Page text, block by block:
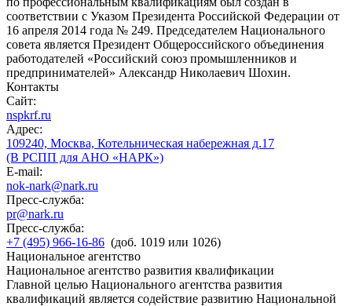
соответствии с Указом Президента Российской Федерации от
16 апреля 2014 года № 249. Председателем Национального
совета является Президент Общероссийского объединения
работодателей «Российский союз промышленников и
предпринимателей» Александр Николаевич Шохин.
Контакты
Сайт:
nspkrf.ru
Адрес:
109240, Москва, Котельническая набережная д.17
(В РСПП для АНО «НАРК»)
E-mail:
nok-nark@nark.ru
Пресс-служба:
pr@nark.ru
Пресс-служба:
+7 (495) 966-16-86 (доб. 1019 или 1026)
Национальное агентство
Национальное агентство развития квалификации
Главной целью Национального агентства развития
квалификаций является содействие развитию Национальной